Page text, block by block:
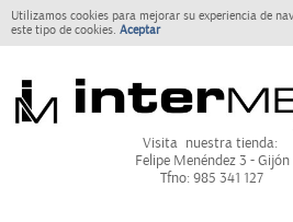
Utilizamos cookies para mejorar su experiencia de
este tipo de cookies. Aceptar
Visita nuestra tienda:
Felipe Menéndez 3 - Gijón
Tfno: 985 341 127